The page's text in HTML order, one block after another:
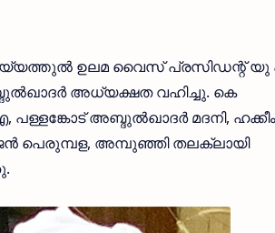
ഉലമ വൈസ് പ്രസിഡന്റ് യു
അധ്യക്ഷത വഹിച്ചു. കെ
അബ്ദുല്‍ഖാദര്‍ മദനി, ഹക്കീം
പെരുമ്പള, അമ്പുഞ്ഞി തലക്ലായി